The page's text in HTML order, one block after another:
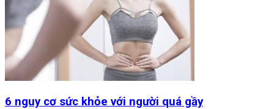
6 nguy cơ sức khỏe với người quá gầy